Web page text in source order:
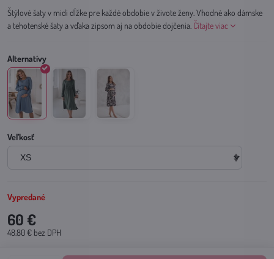
Štýlové šaty v midi dĺžke pre každé obdobie v živote ženy. Vhodné ako dámske
a tehotenské šaty a vďaka zipsom aj na obdobie dojčenia. Čítajte viac
Veľkosť
Vypredané
60 €
48.80 € bez DPH